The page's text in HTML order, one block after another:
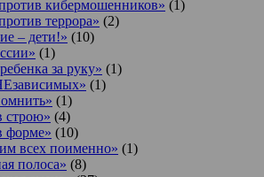
кибермошенников» (1)
террора» (2)
– дети!» (10)
(1)
за руку» (1)
(1)
(1)
строю» (4)
форме» (10)
всех поименно» (1)
полоса» (8)